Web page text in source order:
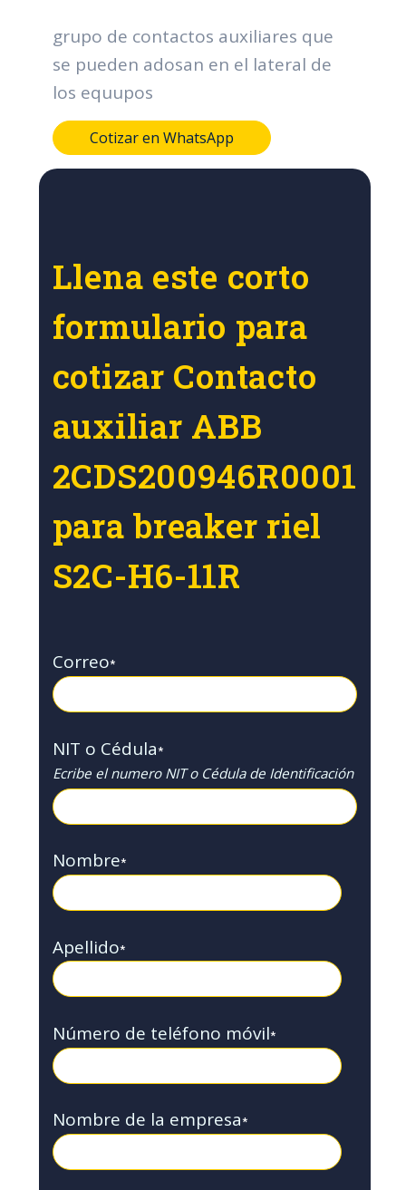
grupo de contactos auxiliares que
se pueden adosan en el lateral de
los equupos
Cotizar en WhatsApp
Llena este corto
formulario para
cotizar Contacto
auxiliar ABB
2CDS200946R0001
para breaker riel
S2C-H6-11R
Correo*
NIT o Cédula*
Ecribe el numero NIT o Cédula de Identificación
Nombre*
Apellido*
Número de teléfono móvil*
Nombre de la empresa*